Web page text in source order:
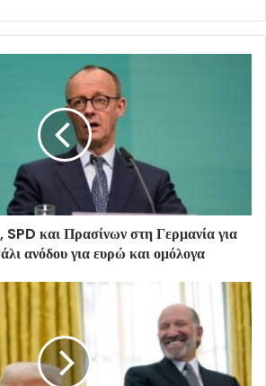
και Πρασίνων στη Γερμανία για
ανόδου για ευρώ και ομόλογα